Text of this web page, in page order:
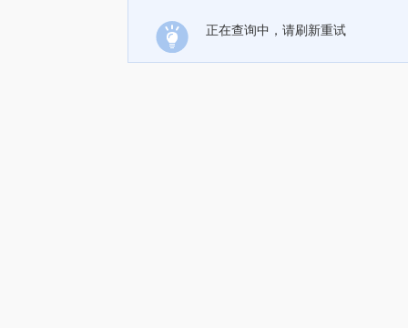
正在查询中，请刷新重试